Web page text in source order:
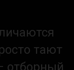
тают
отборный